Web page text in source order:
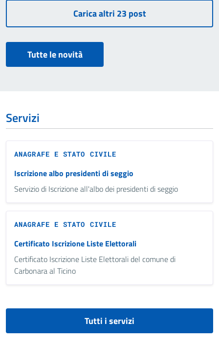
Tutte le novità
Servizi
ANAGRAFE E STATO CIVILE
Iscrizione albo presidenti di seggio
Servizio di Iscrizione all'albo dei presidenti di seggio
ANAGRAFE E STATO CIVILE
Certificato Iscrizione Liste Elettorali
Certificato Iscrizione Liste Elettorali del comune di
Carbonara al Ticino
Tutti i servizi